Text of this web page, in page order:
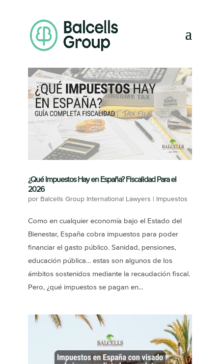
¿Qué Impuestos Hay en España? Fiscalidad Para el
2026
por Balcells Group International Lawyers Impuestos
Como en cualquier economía bajo el Estado del
Bienestar, España cobra impuestos para poder
financiar el gasto público. Sanidad, pensiones,
educación pública… estas son algunos de los
ámbitos sostenidos mediante la recaudación fiscal.
Pero, ¿qué impuestos se pagan en...